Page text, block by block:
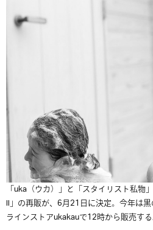
「uka（ウカ）」と「スタイリスト私
Ⅱ」の再販が、6月21日に決定。今年は
ラインストアukakauで12時から販売する